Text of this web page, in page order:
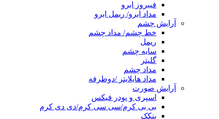
فیبروز ابرو
مداد ابرو/ ریمل ابرو
آرایش چشم
خط چشم/ مداد چشم
ریمل
سایه چشم
گلیتر
مداد چشم
مداد هایلایتر /دوطرفه
آرایش صورت
اسپری و پودر فیکس
بی بی کرم/سی سی کرم/دی دی کرم
پنکک